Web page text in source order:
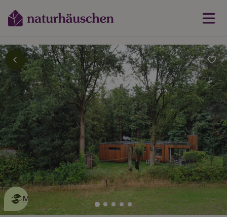
Dies ist ein
umweltschonendes
Naturhäuschen
Mehr erfahren